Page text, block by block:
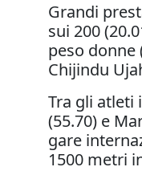
Grandi
sui 200
peso donne
Chijindu
Tra gli atleti
(55.70) e
gare
1500 metri